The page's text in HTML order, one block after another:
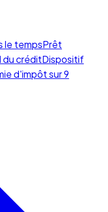
le tempsPrêt
du créditDispositif
d'impôt sur 9